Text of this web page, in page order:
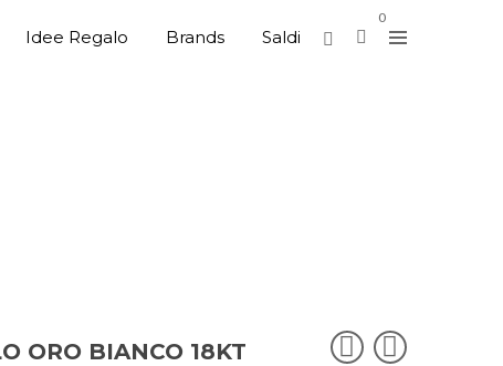
Idee Regalo Brands Saldi
0
ORO BIANCO 18KT